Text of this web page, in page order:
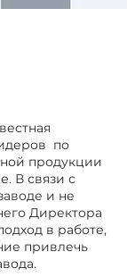
по
продукции
В связи с
и не
Директора
в работе,
привлечь